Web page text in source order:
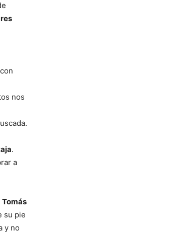
nos
.
a
Tomás
su pie
y no